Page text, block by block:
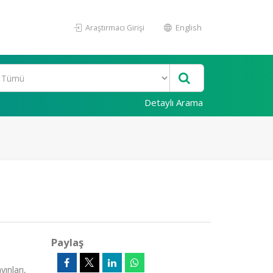
Araştırmacı Girişi English
Detaylı Arama
Paylaş